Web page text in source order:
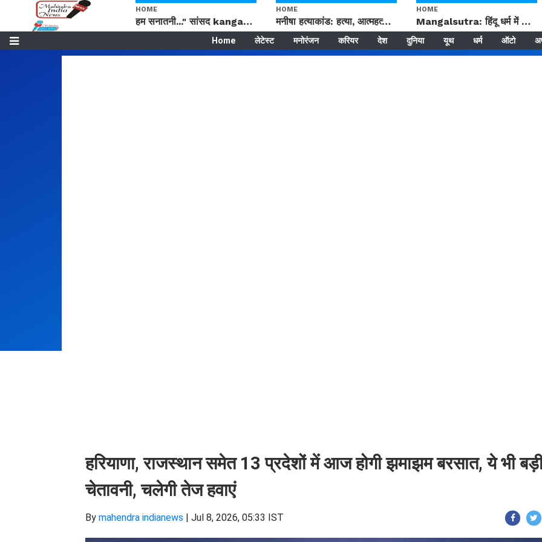
HOME
हम सनातनी..." सांसद kangana Ranaut से क्या बोली लड़की? Viral Jantar-Mantar | CJP protest
HOME
मनीषा हत्याकांड: हत्या, आत्महत्या या कोई बड़ा राज? | Full Story | Josh Haryana
HOME
Mangalsutra: हिंदू धर्म में शादी के बाद मंगलसूत्र क्यों पहनती है महिलाएं, किसने शुरु की ये परंपरा
Home लेटेस्ट मनोरंजन करियर देश दुनिया यूथ धर्म ऑटो
हरियाणा, राजस्थान समेत 13 प्रदेशों में आज होगी झमाझम बरसात, ये भी
चेतावनी, चलेगी तेज हवाएं
By mahendra indianews | Jul 8, 2026, 05:33 IST